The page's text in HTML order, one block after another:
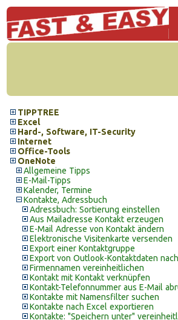
TIPPTREE
Excel
Hard-, Software, IT-Security
Internet
Office-Tools
OneNote
Allgemeine Tipps
E-Mail-Tipps
Kalender, Termine
Kontakte, Adressbuch
Adressbuch: Sortierung einstellen
Aus Mailadresse Kontakt erzeugen
E-Mail Adresse von Kontakt ändern
Elektronische Visitenkarte versenden
Export einer Kontaktgruppe
Export von Outlook-Kontaktdaten
Firmennamen vereinheitlichen
Kontakt mit Kontakt verknüpfen
Kontakt-Telefonnummer aus E-Mail
Kontakte mit Namensfilter suchen
Kontakte nach Excel exportieren
Kontakte: "Speichern unter"